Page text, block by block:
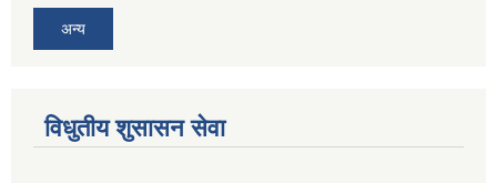
अन्य
विधुतीय शुसासन सेवा